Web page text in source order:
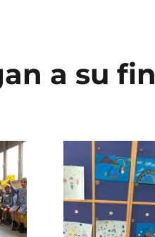
a su fin